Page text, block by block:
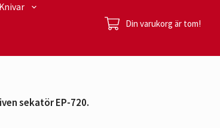
Knivar
Din varukorg är tom!
sekatör EP-720.